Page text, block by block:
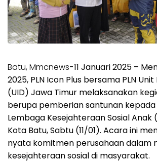
Batu, Mmcnews-11 Januari 2025 –
2025, PLN Icon Plus bersama PLN
(UID) Jawa Timur melaksanakan
berupa pemberian santunan
Lembaga Kesejahteraan Sosial Anak
Kota Batu, Sabtu (11/01). Acara ini
nyata komitmen perusahaan dalam
kesejahteraan sosial di masyarakat.